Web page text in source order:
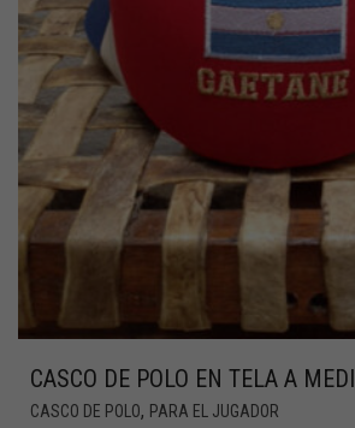
CASCO DE POLO EN TELA A
CASCO DE POLO, PARA EL JUGADOR